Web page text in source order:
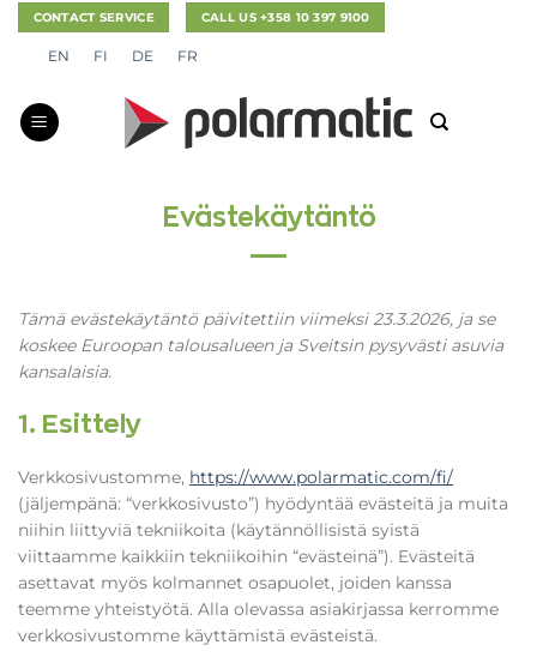
SkipCONTACT SERVICE CALL US +358 10 397 9100
EN FI DE FR
Evästekäytäntö
Tämä evästekäytäntö päivitettiin viimeksi 23.3.2026, ja se
koskee Euroopan talousalueen ja Sveitsin pysyvästi asuvia
kansalaisia.
1. Esittely
Verkkosivustomme, https://www.polarmatic.com/fi/
(jäljempänä: “verkkosivusto”) hyödyntää evästeitä ja muita
niihin liittyviä tekniikoita (käytännöllisistä syistä
viittaamme kaikkiin tekniikoihin “evästeinä”). Evästeitä
asettavat myös kolmannet osapuolet, joiden kanssa
teemme yhteistyötä. Alla olevassa asiakirjassa kerromme
verkkosivustomme käyttämistä evästeistä.